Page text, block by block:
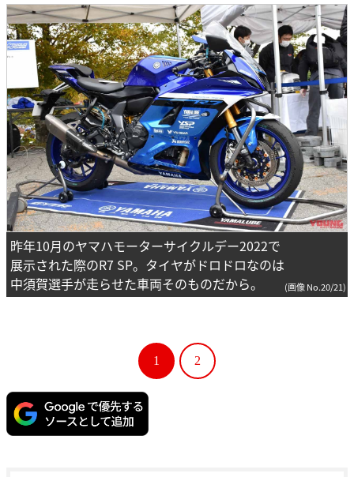
昨年10月のヤマハモーターサイクルデー2022で
展示された際のR7 SP。タイヤがドロドロなのは
中須賀選手が走らせた車両そのものだから。
(画像 No.20/21)
1 2